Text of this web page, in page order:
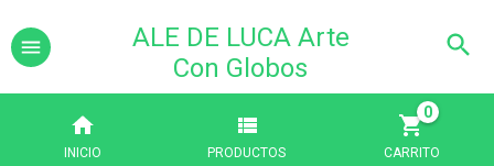
ALE DE LUCA Arte
Con Globos
INICIO PRODUCTOS CARRITO
0